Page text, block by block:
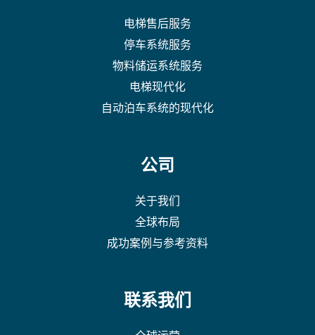
电梯售后服务
停车系统服务
物料储运系统服务
电梯现代化
自动泊车系统的现代化
公司
关于我们
全球布局
成功案例与参考资料
联系我们